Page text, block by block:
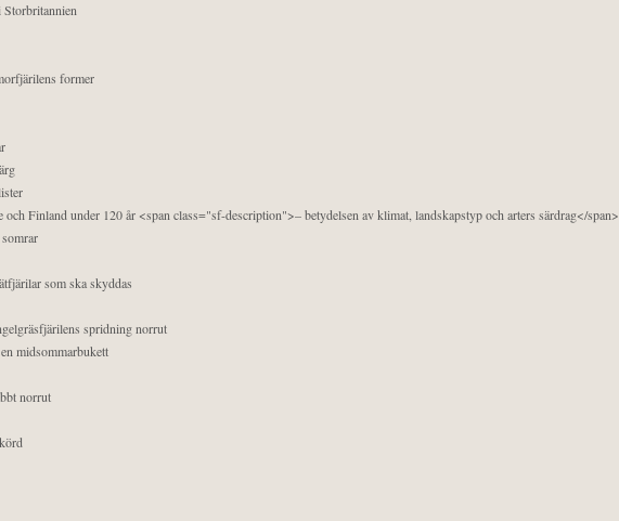
Storbritannien
former
Finland under 120 år <span class="sf-description">– betydelsen av klimat, landskapstyp och arters särdrag</span>
som ska skyddas
spridning norrut
midsommarbukett
norrut